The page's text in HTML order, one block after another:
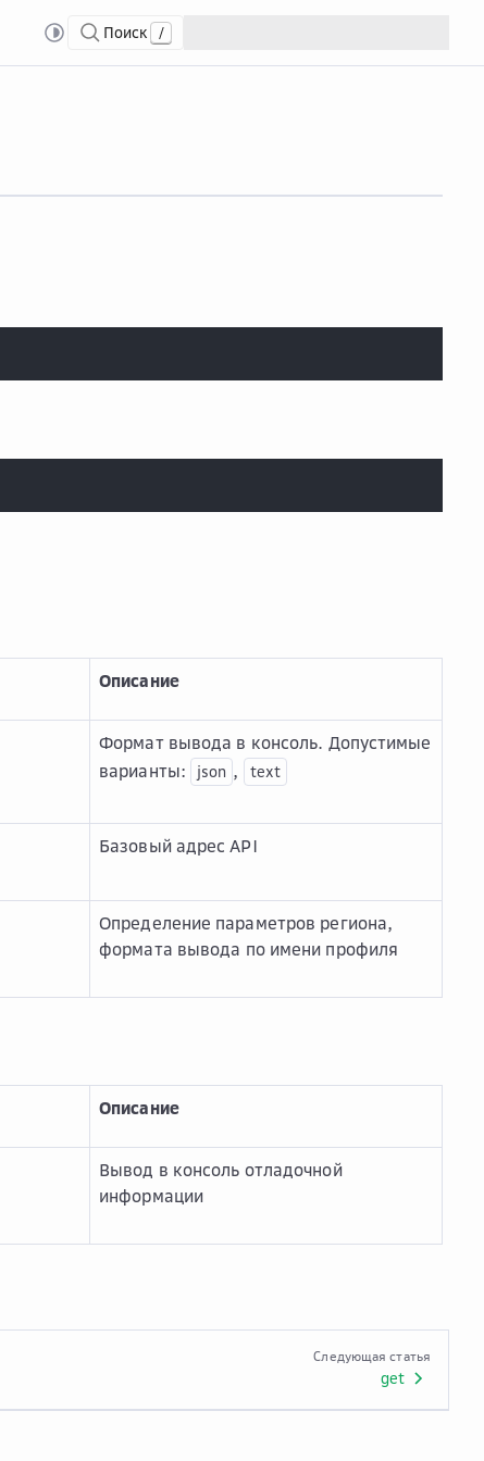
Поиск /
Описание
Формат вывода в консоль. Допустимые
варианты:
json , text
Базовый адрес API
Определение параметров региона,
формата вывода по имени профиля
Описание
Вывод в консоль отладочной
информации
Следующая статья
get